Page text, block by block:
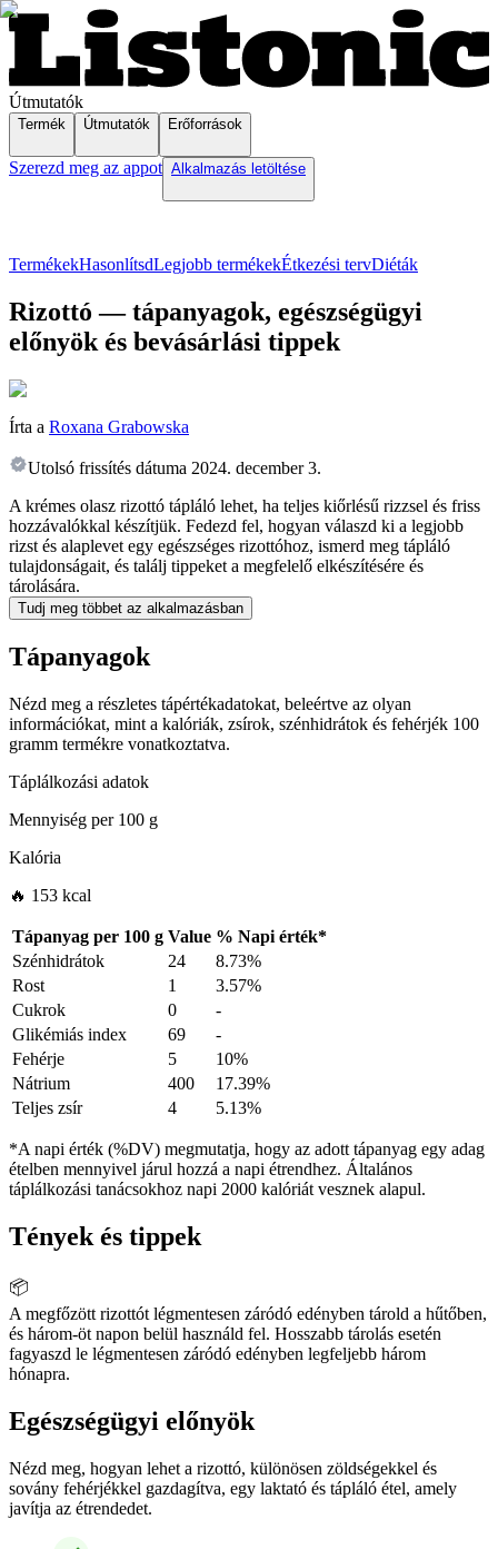
Útmutatók
Termék Útmutatók Erőforrások
Szerezd meg az appot Alkalmazás letöltése
TermékekHasonlítsdLegjobb termékekÉtkezési tervDiéták
Rizottó — tápanyagok, egészségügyi
előnyök és bevásárlási tippek
Írta a Roxana Grabowska
Utolsó frissítés dátuma 2024. december 3.
A krémes olasz rizottó tápláló lehet, ha teljes kiőrlésű rizzsel és friss
hozzávalókkal készítjük. Fedezd fel, hogyan válaszd ki a legjobb
rizst és alaplevet egy egészséges rizottóhoz, ismerd meg tápláló
tulajdonságait, és találj tippeket a megfelelő elkészítésére és
tárolására.
Tudj meg többet az alkalmazásban
Tápanyagok
Nézd meg a részletes tápértékadatokat, beleértve az olyan
információkat, mint a kalóriák, zsírok, szénhidrátok és fehérjék 100
gramm termékre vonatkoztatva.
Táplálkozási adatok
Mennyiség per100 g
Kalória
🔥 153 kcal
Tápanyag per 100 g Value % Napi érték*
Szénhidrátok
24
8.73%
Rost
1
3.57%
Cukrok
0
-
Glikémiás index
69
-
Fehérje
5
10%
Nátrium
400
17.39%
Teljes zsír
4 5.13%
*A napi érték (%DV) megmutatja, hogy az adott tápanyag egy adag
ételben mennyivel járul hozzá a napi étrendhez. Általános
táplálkozási tanácsokhoz napi 2000 kalóriát vesznek alapul.
Tények és tippek
📦
A megfőzött rizottót légmentesen záródó edényben tárold a hűtőben,
és három-öt napon belül használd fel. Hosszabb tárolás esetén
fagyaszd le légmentesen záródó edényben legfeljebb három
hónapra.
Egészségügyi előnyök
Nézd meg, hogyan lehet a rizottó, különösen zöldségekkel és
sovány fehérjékkel gazdagítva, egy laktató és tápláló étel, amely
javítja az étrendedet.